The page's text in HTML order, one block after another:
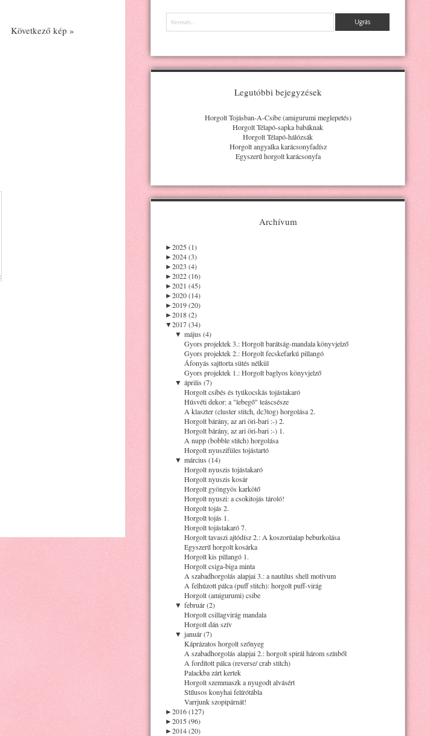
Következő kép »
Keresés
Legutóbbi bejegyzések
Horgolt Tojásban-A-Csibe (amigurumi meglepetés)
Horgolt Télapó-sapka babáknak
Horgolt Télapó-hálózsák
Horgolt angyalka karácsonyfadísz
Egyszerű horgolt karácsonyfa
Archívum
►2025 (1)
►2024 (3)
►2023 (4)
►2022 (16)
►2021 (45)
►2020 (14)
►2019 (20)
►2018 (2)
▼2017 (34)
▼ május (4)
Gyors projektek 3.: Horgolt barátság-mandala könyvjelző
Gyors projektek 2.: Horgolt fecskefarkú pillangó
Áfonyás sajttorta sütés nélkül
Gyors projektek 1.: Horgolt baglyos könyvjelző
▼ április (7)
Horgolt csibés és tyúkocskás tojástakaró
Húsvéti dekor: a "lebegő" teáscsésze
A klaszter (cluster stitch, dc3tog) horgolása 2.
Horgolt bárány, az ari öri-bari :-) 2.
Horgolt bárány, az ari öri-bari :-) 1.
A nupp (bobble stitch) horgolása
Horgolt nyuszifüles tojástartó
▼ március (14)
Horgolt nyuszis tojástakaró
Horgolt nyuszis kosár
Horgolt gyöngyös karkötő
Horgolt nyuszi: a csokitojás tároló!
Horgolt tojás 2.
Horgolt tojás 1.
Horgolt tojástakaró 7.
Horgolt tavaszi ajtódísz 2.: A koszorúalap beburkolása
Egyszerű horgolt kosárka
Horgolt kis pillangó 1.
Horgolt csiga-biga minta
A szabadhorgolás alapjai 3.: a nautilus shell motívum
A felhúzott pálca (puff stitch): horgolt puff-virág
Horgolt (amigurumi) csibe
▼ február (2)
Horgolt csillagvirág mandala
Horgolt dán szív
▼ január (7)
Káprázatos horgolt szőnyeg
A szabadhorgolás alapjai 2.: horgolt spirál három színből
A fordított pálca (reverse/ crab stitch)
Palackba zárt kertek
Horgolt szemmaszk a nyugodt alvásért
Stílusos konyhai felírótábla
Varrjunk szopipárnát!
►2016 (127)
►2015 (96)
►2014 (20)